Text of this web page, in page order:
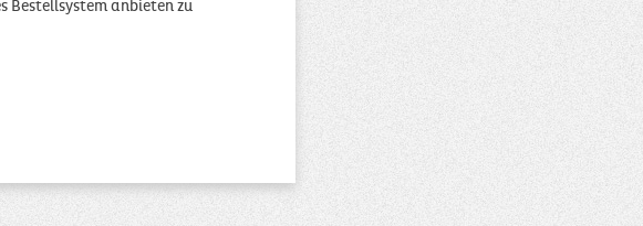
Bestellsystem anbieten zu